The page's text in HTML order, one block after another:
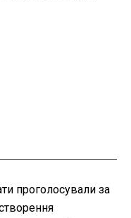
проголосували за